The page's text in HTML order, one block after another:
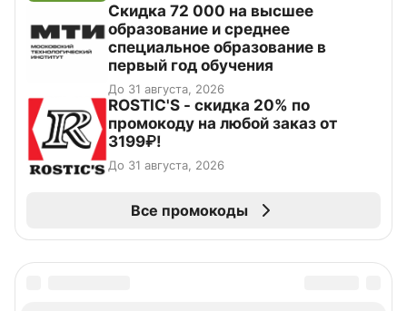
Скидка 72 000 на высшее
образование и среднее
специальное образование в
первый год обучения
До 31 августа, 2026
ROSTIC'S - скидка 20% по
промокоду на любой заказ от
3199₽!
До 31 августа, 2026
Все промокоды